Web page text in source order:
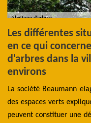
Les différentes
en ce qui
d'arbres dans la
environs
La société Beaumann
des espaces verts
peuvent constituer une